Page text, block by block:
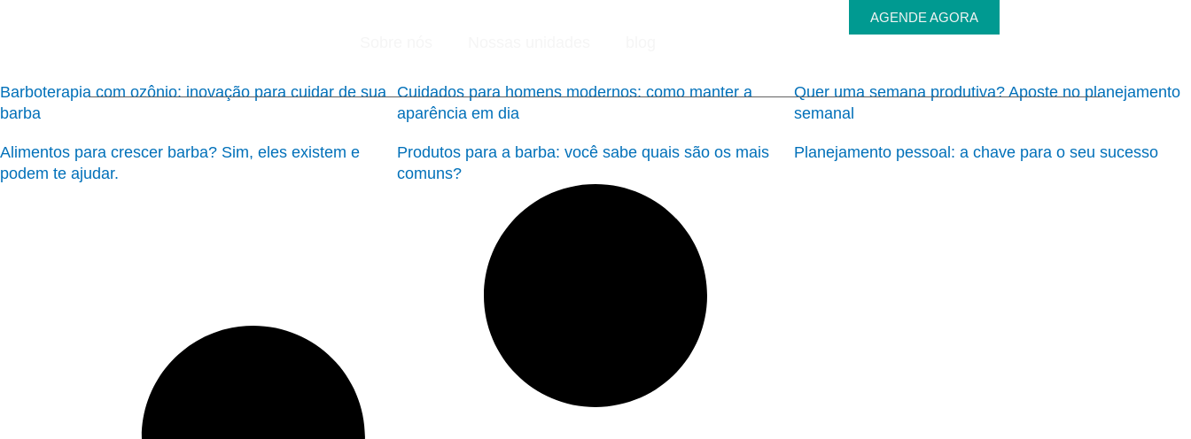
AGENDE AGORA
Barboterapia com ozônio: inovação para cuidar de sua
barba
Cuidados para homens modernos: como manter a
aparência em dia
Quer uma semana produtiva? Aposte no planejamento
semanal
Alimentos para crescer barba? Sim, eles existem e
podem te ajudar.
Produtos para a barba: você sabe quais são os mais
comuns?
Planejamento pessoal: a chave para o seu sucesso